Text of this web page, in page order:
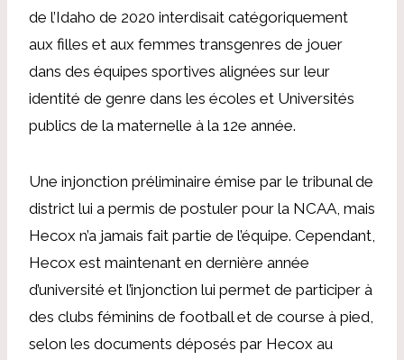
de l’Idaho de 2020 interdisait catégoriquement
aux filles et aux femmes transgenres de jouer
dans des équipes sportives alignées sur leur
identité de genre dans les écoles et Universités
publics de la maternelle à la 12e année.
Une injonction préliminaire émise par le tribunal de
district lui a permis de postuler pour la NCAA, mais
Hecox n’a jamais fait partie de l’équipe. Cependant,
Hecox est maintenant en dernière année
d’université et l’injonction lui permet de participer à
des clubs féminins de football et de course à pied,
selon les documents déposés par Hecox au